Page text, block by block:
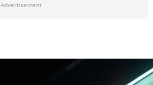
Advertisement